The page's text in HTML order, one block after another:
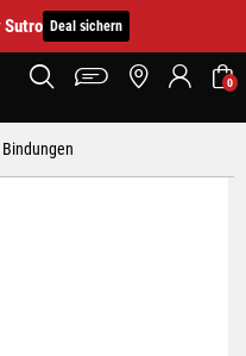
Sutro Deal sichern
0